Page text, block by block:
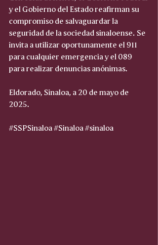
y el Gobierno del Estado reafirman su
compromiso de salvaguardar la
seguridad de la sociedad sinaloense. Se
invita a utilizar oportunamente el 911
para cualquier emergencia y el 089
para realizar denuncias anónimas.
Eldorado, Sinaloa, a 20 de mayo de
2025.
#SSPSinaloa#Sinaloa#sinaloa